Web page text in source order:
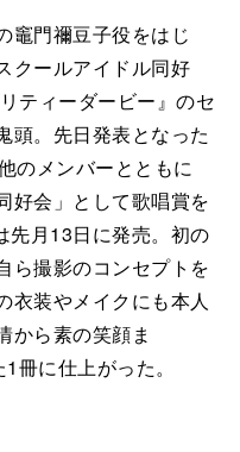
竈門禰豆子役をはじ
クールアイドル同好
ティーダービー』のセ
頭。先日発表となった
のメンバーとともに
好会」として歌唱賞を
先月13日に発売。初の
ら撮影のコンセプトを
衣装やメイクにも本人
から素の笑顔ま
冊に仕上がった。